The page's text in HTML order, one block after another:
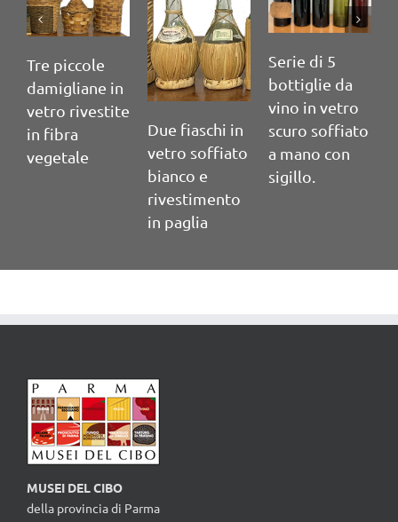
piccole
in
rivestite
Due fiaschi in
vetro soffiato
bianco e
rivestimento
in paglia
Serie di 5
bottiglie da
vino in vetro
scuro soffiato
a mano con
sigillo.
vino
scuro
a
MUSEI DEL CIBO
della provincia di Parma